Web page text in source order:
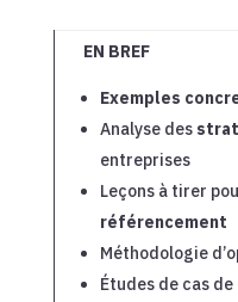
EN BREF
Exemples
Analyse des
entreprises
Leçons à tirer
référencement
Méthodologie
Études de cas de